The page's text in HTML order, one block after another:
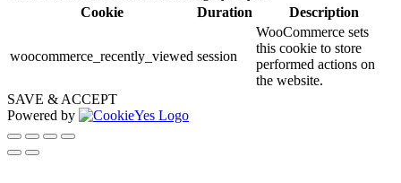
Cookie
Duration Description
woocommerce_recently_viewed session
WooCommerce sets
this cookie to store
performed actions on
the website.
SAVE & ACCEPT
Powered by